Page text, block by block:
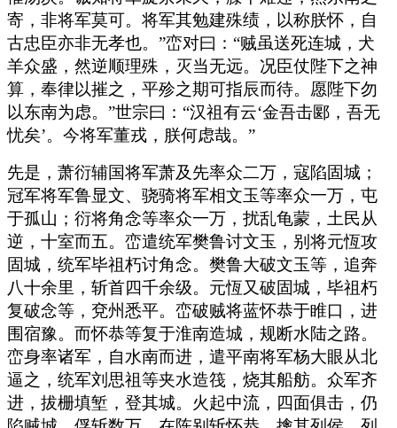
寄，非将军莫可。将军其勉建殊绩，以称朕怀，自
古忠臣亦非无孝也。”峦对曰：“贼虽送死连城，犬
羊众盛，然逆顺理殊，灭当无远。况臣仗陛下之神
算，奉律以摧之，平殄之期可指辰而待。愿陛下勿
以东南为虑。”世宗曰：“汉祖有云‘金吾击郾，吾无
忧矣’。今将军董戎，朕何虑哉。”
先是，萧衍辅国将军萧及先率众二万，寇陷固城；
冠军将军鲁显文、骁骑将军相文玉等率众一万，屯
于孤山；衍将角念等率众一万，扰乱龟蒙，土民从
逆，十室而五。峦遣统军樊鲁讨文玉，别将元恆攻
固城，统军毕祖朽讨角念。樊鲁大破文玉等，追奔
八十余里，斩首四千余级。元恆又破固城，毕祖朽
复破念等，兗州悉平。峦破贼将蓝怀恭于睢口，进
围宿豫。而怀恭等复于淮南造城，规断水陆之路。
峦身率诸军，自水南而进，遣平南将军杨大眼从北
逼之，统军刘思祖等夹水造筏，烧其船舫。众军齐
进，拔栅填堑，登其城。火起中流，四面俱击，仍